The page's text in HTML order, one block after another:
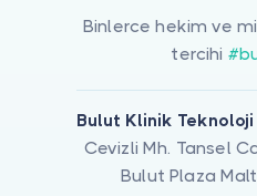
Binlerce hekim ve
tercihi
Bulut Klinik Teknoloji
Cevizli Mh. Tansel
Bulut Plaza